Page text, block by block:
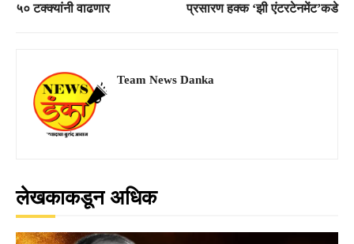
५० टक्क्यांनी वाढणार
प्रसारण हक्क ‘झी एंटरटेनमेंट’कडे
Team News Danka
लेखकाकडून अधिक